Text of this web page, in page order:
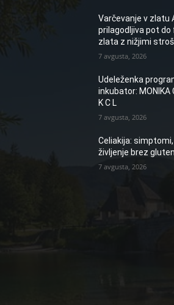
Varčevanje v zlatu
prilagodljiva pot do
zlata z nižjimi
7 avgusta, 2026
Udeleženka
inkubator: MONIKA
K C L
7 avgusta, 2026
Celiakija:
življenje brez
7 avgusta, 2026